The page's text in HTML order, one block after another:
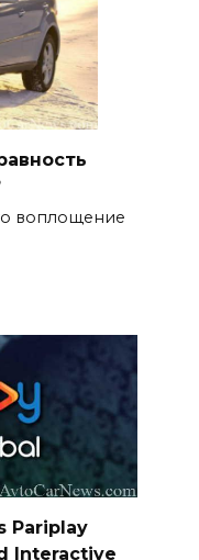
воплощение
Pariplay
Interactive